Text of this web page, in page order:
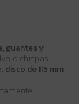
guantes y
o chispas.
disco de 115 mm